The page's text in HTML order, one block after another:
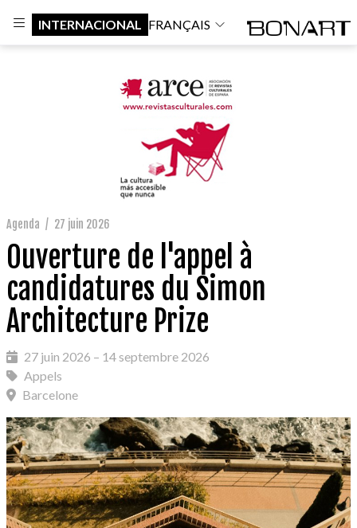
INTERNACIONAL FRANÇAIS
Agenda / 27 juin 2026
Ouverture de l'appel à
candidatures du Simon
Architecture Prize
27 juin 2026 – 14 septembre 2026
Appels
Barcelone